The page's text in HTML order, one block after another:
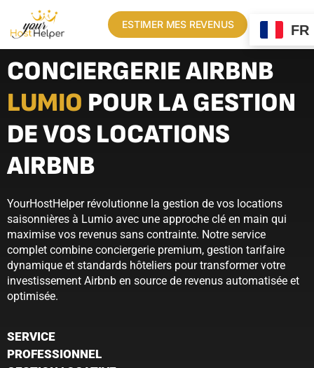
ESTIMER MES REVENUS
CONCIERGERIE AIRBNB
LUMIO POUR LA GESTION
DE VOS LOCATIONS
AIRBNB
YourHostHelper révolutionne la gestion de vos locations
saisonnières à Lumio avec une approche clé en main qui
maximise vos revenus sans contrainte. Notre service
complet combine conciergerie premium, gestion tarifaire
dynamique et standards hôteliers pour transformer votre
investissement Airbnb en source de revenus automatisée et
optimisée.
SERVICE
PROFESSIONNEL
FR